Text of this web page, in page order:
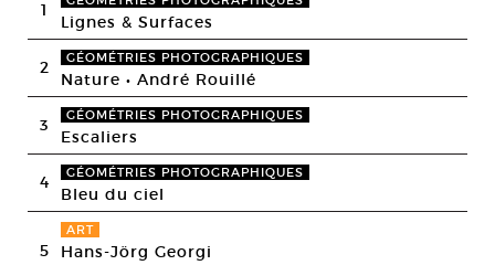
1
Lignes & Surfaces
2 GÉOMÉTRIES PHOTOGRAPHIQUES
Nature • André Rouillé
3 GÉOMÉTRIES PHOTOGRAPHIQUES
Escaliers
4 GÉOMÉTRIES PHOTOGRAPHIQUES
Bleu du ciel
5
ART
Hans-Jörg Georgi